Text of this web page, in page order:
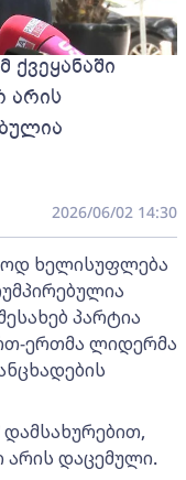
ქვეყანაში
არის
2026/06/02 14:30
ხელისუფლება
პარტია
ერთმა ლიდერმა
არის დაცემული.